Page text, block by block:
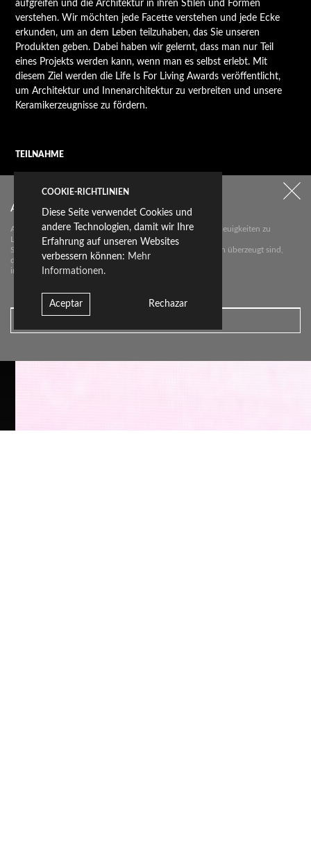
aufgreifen und die Architektur in ihren Stilen und Formen
verstehen. Wir möchten jede Facette verstehen und jede Ecke
erkunden, um an dem Leben teilzuhaben, das Sie unseren
Produkten geben. Dabei haben wir gelernt, dass man nur Teil
eines Projekts werden kann, wenn man es selbst erlebt. Mit
diesem Ziel werden die Life Is For Living Awards veröffentlicht,
um Architektur und Innenarchitektur zu verbreiten und unsere
Keramikerzeugnisse zu fördern.
TEILNAHME
Laden hier das Voranmeldedatum herunter und senden es uns an
award@livingceramics.com
Auswahlverfahren beginnt, kontaktieren, um dann die
Bewerbung zu formalisieren.
Abonnieren Sie unseren Newsletter
Abonnieren Sie unseren Newsletter über die wichtigsten Neuigkeiten zu
Livingceramics.
Sie erhalten von uns nur dann eine E-Mail, wenn wir davon überzeugt sind,
dass wir
interessante Neuigkeiten für Sie haben.
COOKIE-RICHTLINIEN
Diese Seite verwendet Cookies und
andere Technologien, damit wir Ihre
Erfahrung auf unseren Websites
verbessern können: Mehr
Informationen.
Aceptar Rechazar